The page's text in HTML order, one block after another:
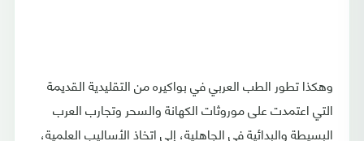
وهكذا تطور الطب العربي في بواكيره من التقليدية القديمة
التي اعتمدت على موروثات الكهانة والسحر وتجارب العرب
البسيطة والبدائية في الجاهلية، إلى اتخاذ الأساليب العلمية،